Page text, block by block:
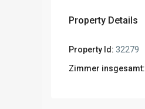
Property Details
Property Id: 32279
Zimmer insgesamt: